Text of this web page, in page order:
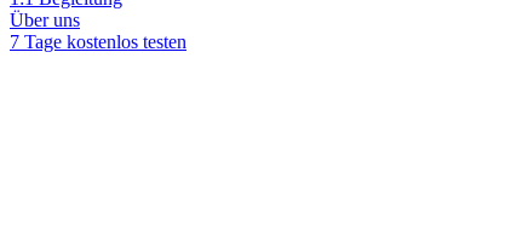
Über uns
7 Tage kostenlos testen